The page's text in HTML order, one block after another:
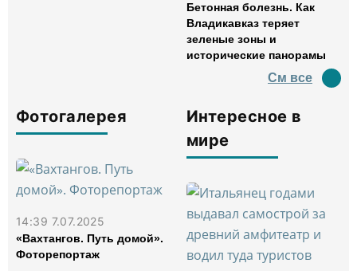
Бетонная болезнь. Как
Владикавказ теряет
зеленые зоны и
исторические панорамы
См все
Фотогалерея
14:39 7.07.2025
«Вахтангов. Путь домой».
Фоторепортаж
Интересное в
мире